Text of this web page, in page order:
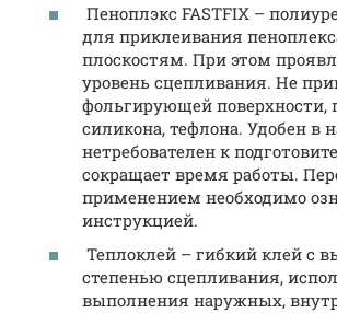
Пеноплэкс FASTFIX –
для приклеивания
плоскостям. При этом
уровень сцепливания. Не
фольгирующей поверхности,
силикона, тефлона. Удобен в
нетребователен к
сокращает время работы.
применением необходимо
инструкцией.
Теплоклей – гибкий клей с
степенью сцепливания,
выполнения наружных,